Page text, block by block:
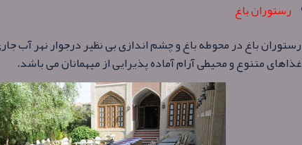
رستوران باغ
رستوران باغ در محوطه باغ و چشم اندازی بی نظیر درجوار نهر آب
غذاهای متنوع و محیطی آرام آماده پذیرایی از میهمانان می باشد.